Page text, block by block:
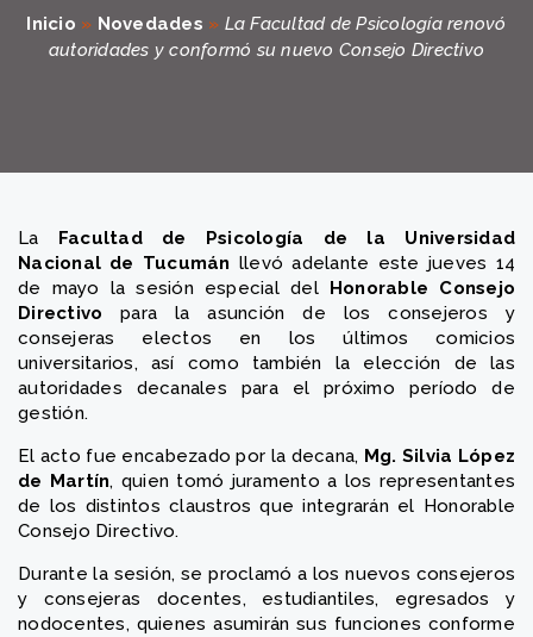
Inicio » Novedades » La Facultad de Psicología renovó
autoridades y conformó su nuevo Consejo Directivo
La Facultad de Psicología de la Universidad
Nacional de Tucumán llevó adelante este jueves 14
de mayo la sesión especial del Honorable Consejo
Directivo para la asunción de los consejeros y
consejeras electos en los últimos comicios
universitarios, así como también la elección de las
autoridades decanales para el próximo período de
gestión.
El acto fue encabezado por la decana, Mg. Silvia López
de Martín, quien tomó juramento a los representantes
de los distintos claustros que integrarán el Honorable
Consejo Directivo.
Durante la sesión, se proclamó a los nuevos consejeros
y consejeras docentes, estudiantiles, egresados y
nodocentes, quienes asumirán sus funciones conforme